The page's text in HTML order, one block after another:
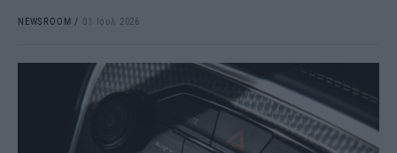
NEWSROOM / 01 Ιουλ 2026